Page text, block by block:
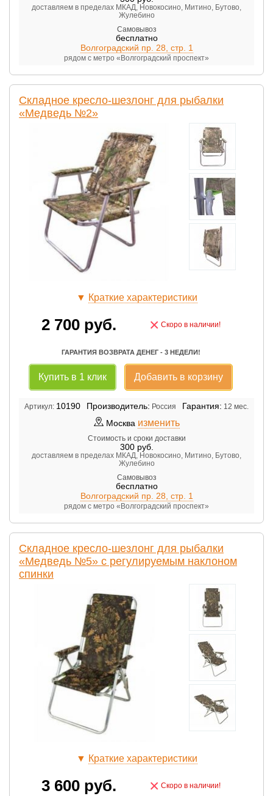
доставляем в пределах МКАД, Новокосино, Митино, Бутово,
Жулебино
Самовывоз
бесплатно
Волгоградский пр. 28, стр. 1
рядом с метро «Волгоградский проспект»
Складное кресло-шезлонг для рыбалки
«Медведь №2»
▼ Краткие характеристики
2 700 руб. × Скоро в наличии!
ГАРАНТИЯ ВОЗВРАТА ДЕНЕГ - 3 НЕДЕЛИ!
Купить в 1 клик Добавить в корзину
Артикул: 10190 Производитель: Россия Гарантия: 12 мес.
Москва изменить
Стоимость и сроки доставки
300руб.
доставляем в пределах МКАД, Новокосино, Митино, Бутово,
Жулебино
Самовывоз
бесплатно
Волгоградский пр. 28, стр. 1
рядом с метро «Волгоградский проспект»
Складное кресло-шезлонг для рыбалки
«Медведь №5» с регулируемым наклоном
спинки
▼ Краткие характеристики
3 600 руб. × Скоро в наличии!